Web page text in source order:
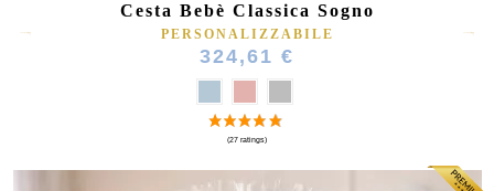
Cesta Bebè Classica Sogno
PERSONALIZZABILE
324,61 €